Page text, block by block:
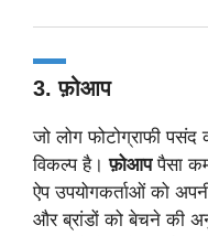
3. फ़ोआप
जो लोग फोटोग्राफी
विकल्प है।फ़ोआपपैसा
ऐप उपयोगकर्ताओं को
और ब्रांडों को बेचने की